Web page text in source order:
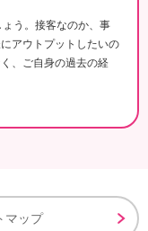
う。接客なのか、事
アウトプットしたいの
、ご自身の過去の経
マップ